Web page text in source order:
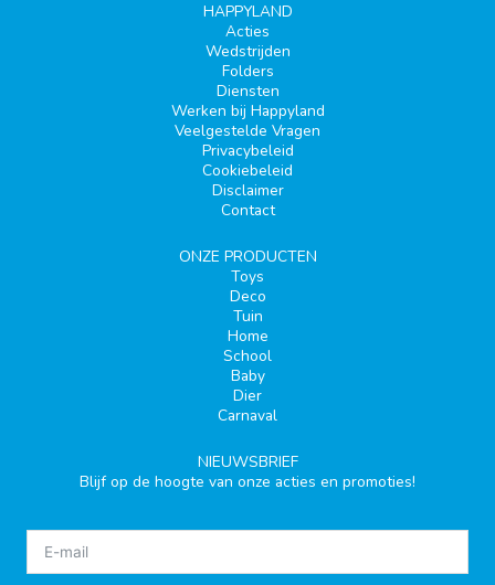
HAPPYLAND
Acties
Wedstrijden
Folders
Diensten
Werken bij Happyland
Veelgestelde Vragen
Privacybeleid
Cookiebeleid
Disclaimer
Contact
ONZE PRODUCTEN
Toys
Deco
Tuin
Home
School
Baby
Dier
Carnaval
NIEUWSBRIEF
Blijf op de hoogte van onze acties en promoties!